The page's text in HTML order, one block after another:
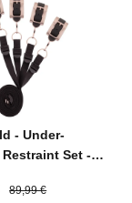
- Under-
Set -
Regulärer Preis:
89,99 €